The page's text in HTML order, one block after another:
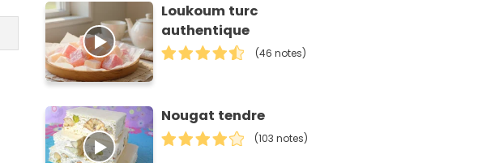
Loukoum turc
authentique
(46 notes)
Nougat tendre
(103 notes)